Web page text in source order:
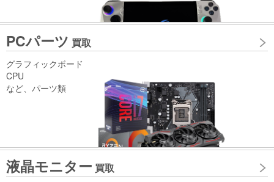
PCパーツ 買取
グラフィックボード
CPU
など、パーツ類
液晶モニター 買取